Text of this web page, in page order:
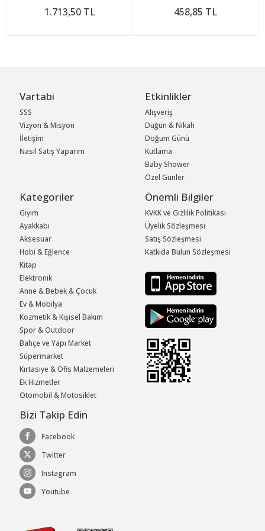
1.713,50 TL 458,85 TL
Vartabi
SSS
Vizyon & Misyon
İletişim
Nasıl Satış Yaparım
Etkinlikler
Alışveriş
Düğün & Nikah
Doğum Günü
Kutlama
Baby Shower
Özel Günler
Kategoriler
Giyim
Ayakkabı
Aksesuar
Hobi & Eğlence
Kitap
Elektronik
Anne & Bebek & Çocuk
Ev & Mobilya
Kozmetik & Kişisel Bakım
Spor & Outdoor
Bahçe ve Yapı Market
Süpermarket
Kırtasiye & Ofis Malzemeleri
Ek Hizmetler
Otomobil & Motosiklet
Önemli Bilgiler
KVKK ve Gizlilik Politikası
Üyelik Sözleşmesi
Satış Sözleşmesi
Katkıda Bulun Sözleşmesi
Bizi Takip Edin
Facebook
Twitter
Instagram
Youtube